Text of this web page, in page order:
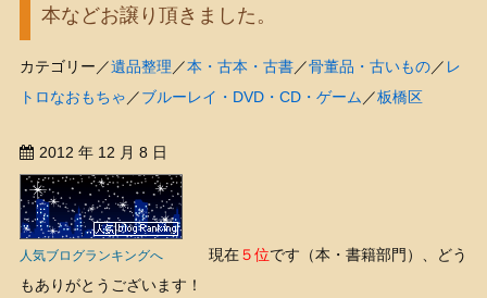
本などお譲り頂きました。
カテゴリー／遺品整理 ／本・古本・古書／骨董品・古いもの／ レ
トロなおもちゃ ／ブルーレイ・DVD・CD・ゲーム ／板橋区
2012 年 12 月 8 日
人気ブログランキングへ現在５位です（本・書籍部門）、どう
もありがとうございます！